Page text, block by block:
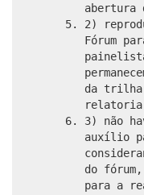
abertura
2)
Fórum
da trilha
3) não
auxílio
do
para a